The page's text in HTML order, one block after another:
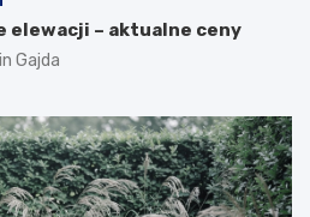
elewacji – aktualne ceny
Gajda